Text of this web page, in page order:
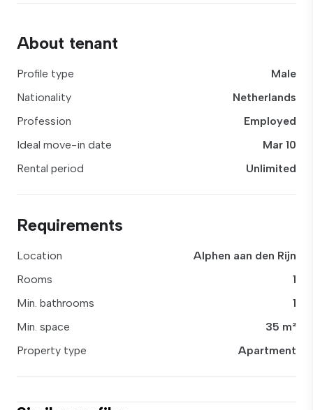
About tenant
Profile type
Male
Nationality
Netherlands
Profession
Employed
Ideal move-in date
Mar 10
Rental period
Unlimited
Requirements
Location
Alphen aan den Rijn
Rooms
1
Min. bathrooms
1
Min. space
35 m²
Property type
Apartment